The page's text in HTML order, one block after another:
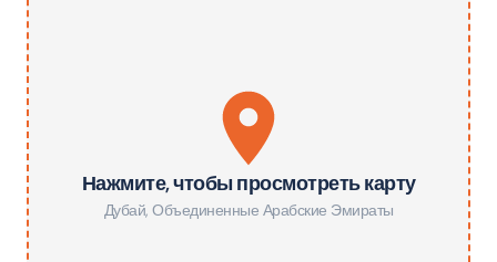
Нажмите, чтобы просмотреть карту
Дубай, Объединенные Арабские Эмираты